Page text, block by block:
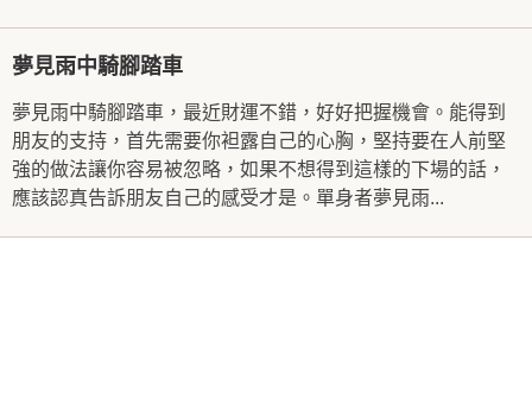
夢見雨中騎腳踏車
夢見雨中騎腳踏車，最近財運不錯，好好把握機會。能得到
朋友的支持，首先需要你袒露自己的心胸，堅持要在人前堅
強的做法讓你容易被忽略，如果不想得到這樣的下場的話，
應該認真告訴朋友自己的感受才是。單身者夢見雨...